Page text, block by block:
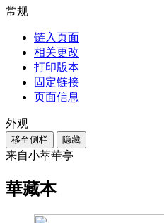
常规
链入页面
相关更改
打印版本
固定链接
页面信息
外观
移至侧栏 隐藏
来自小萃華亭
華藏本